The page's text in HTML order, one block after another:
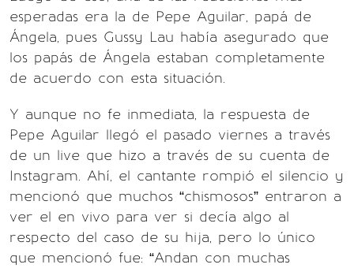
esperadas era la de Pepe Aguilar, papá de
Ángela, pues Gussy Lau había asegurado que
los papás de Ángela estaban completamente
de acuerdo con esta situación.
Y aunque no fe inmediata, la respuesta de
Pepe Aguilar llegó el pasado viernes a través
de un live que hizo a través de su cuenta de
Instagram. Ahí, el cantante rompió el silencio y
mencionó que muchos “chismosos” entraron a
ver el en vivo para ver si decía algo al
respecto del caso de su hija, pero lo único
que mencionó fue: “Andan con muchas